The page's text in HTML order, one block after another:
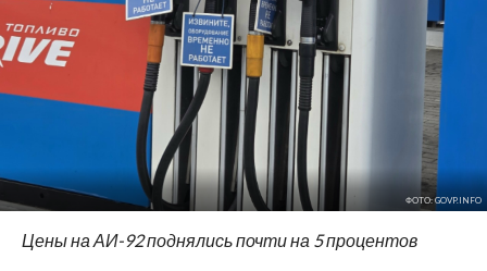
ФОТО: GOVP.INFO
Цены на АИ-92 поднялись почти на 5 процентов